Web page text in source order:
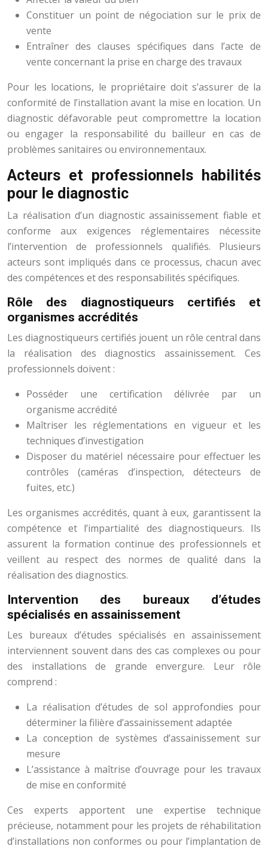
Constituer un point de négociation sur le prix de
vente
Entraîner des clauses spécifiques dans l’acte de
vente concernant la prise en charge des travaux
Pour les locations, le propriétaire doit s’assurer de la
conformité de l’installation avant la mise en location. Un
diagnostic défavorable peut compromettre la location
ou engager la responsabilité du bailleur en cas de
problèmes sanitaires ou environnementaux.
Acteurs et professionnels habilités
pour le diagnostic
La réalisation d’un diagnostic assainissement fiable et
conforme aux exigences réglementaires nécessite
l’intervention de professionnels qualifiés. Plusieurs
acteurs sont impliqués dans ce processus, chacun avec
des compétences et des responsabilités spécifiques.
Rôle des diagnostiqueurs certifiés et
organismes accrédités
Les diagnostiqueurs certifiés jouent un rôle central dans
la réalisation des diagnostics assainissement. Ces
professionnels doivent :
Posséder une certification délivrée par un
organisme accrédité
Maîtriser les réglementations en vigueur et les
techniques d’investigation
Disposer du matériel nécessaire pour effectuer les
contrôles (caméras d’inspection, détecteurs de
fuites, etc.)
Les organismes accrédités, quant à eux, garantissent la
compétence et l’impartialité des diagnostiqueurs. Ils
assurent la formation continue des professionnels et
veillent au respect des normes de qualité dans la
réalisation des diagnostics.
Intervention des bureaux d’études
spécialisés en assainissement
Les bureaux d’études spécialisés en assainissement
interviennent souvent dans des cas complexes ou pour
des installations de grande envergure. Leur rôle
comprend :
La réalisation d’études de sol approfondies pour
déterminer la filière d’assainissement adaptée
La conception de systèmes d’assainissement sur
mesure
L’assistance à maîtrise d’ouvrage pour les travaux
de mise en conformité
Ces experts apportent une expertise technique
précieuse, notamment pour les projets de réhabilitation
d’installations non conformes ou pour l’implantation de